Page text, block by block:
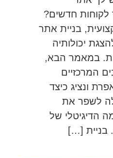
חדשים?
בניית אתר
יכולותיה
במאמר הבא,
המרכזיים
ונציג כיצד
לשפר את
הדיגיטלי של
[…]